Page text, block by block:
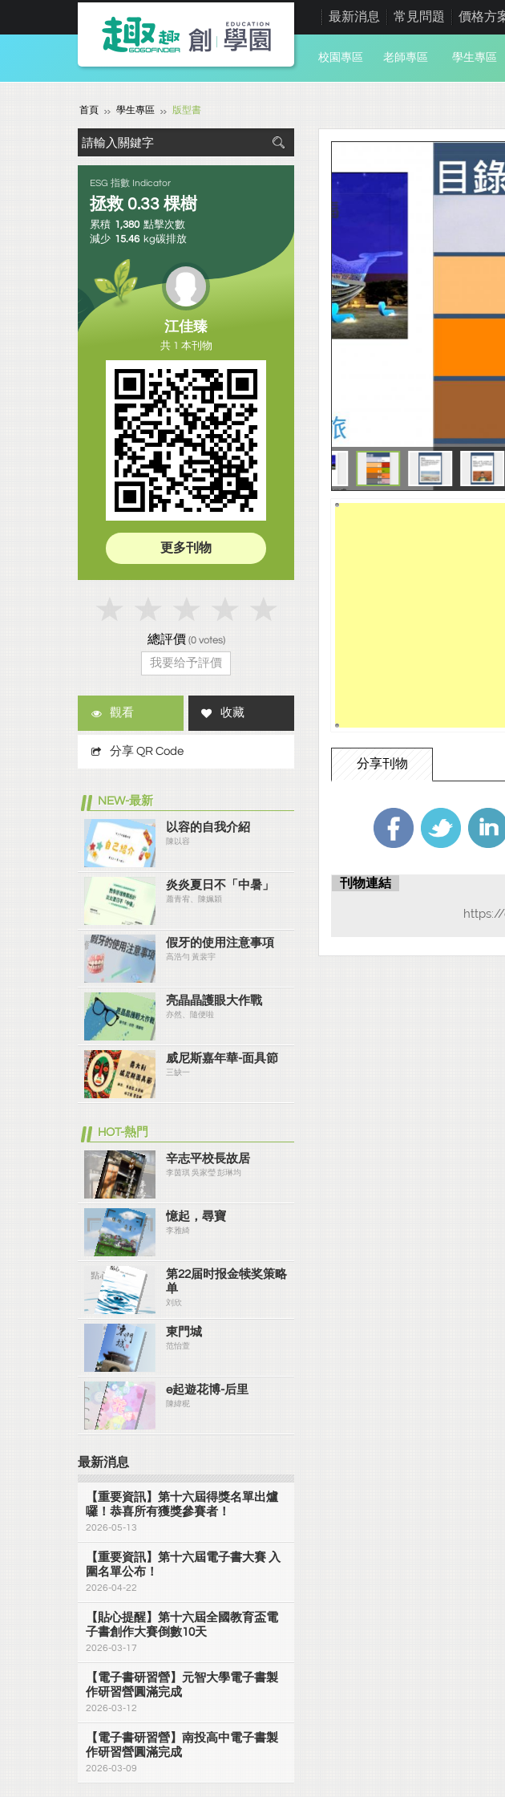
最新消息 常見問題 價格方
校園專區 老師專區 學生專區
首頁 學生專區 版型書
分享刊物
刊物連結
ESG 指數 Indicator
拯救 0.33 棵樹
累積 1,380 點擊次數
減少 15.46 kg碳排放
江佳臻
共 1 本刊物
更多刊物
總評價 (0votes)
我要给予評價
觀看 收藏
分享 QR Code
NEW-最新
以容的自我介紹
陳以容
炎炎夏⽇不「中暑」
蕭青宥、陳姵穎
假牙的使用注意事項
高浩勻 黃裴宇
亮晶晶護眼大作戰
亦然、隨便啦
威尼斯嘉年華-面具節
三缺一
HOT-熱門
辛志平校長故居
李茵琪 吳家瑩 彭琳均
憶起，尋寶
李雅綺
第22届时报金犊奖策略
单
刘欣
東門城
范怡萱
e起遊花博-后里
陳緯秜
最新消息
【重要資訊】第十六屆得獎名單出爐
囉！恭喜所有獲獎參賽者！
2026-05-13
【重要資訊】第十六屆電子書大賽 入
圍名單公布！
2026-04-22
【貼心提醒】第十六屆全國教育盃電
子書創作大賽倒數10天
2026-03-17
【電子書研習營】元智大學電子書製
作研習營圓滿完成
2026-03-12
【電子書研習營】南投高中電子書製
作研習營圓滿完成
2026-03-09